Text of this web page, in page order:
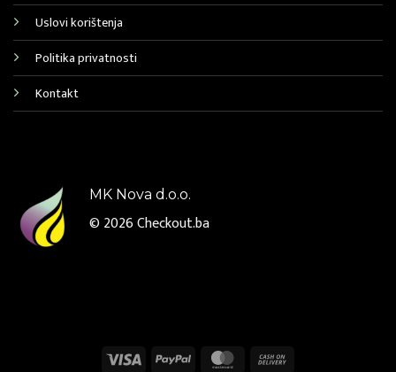
Uslovi korištenja
Politika privatnosti
Kontakt
MK Nova d.o.o.
© 2026Checkout.ba